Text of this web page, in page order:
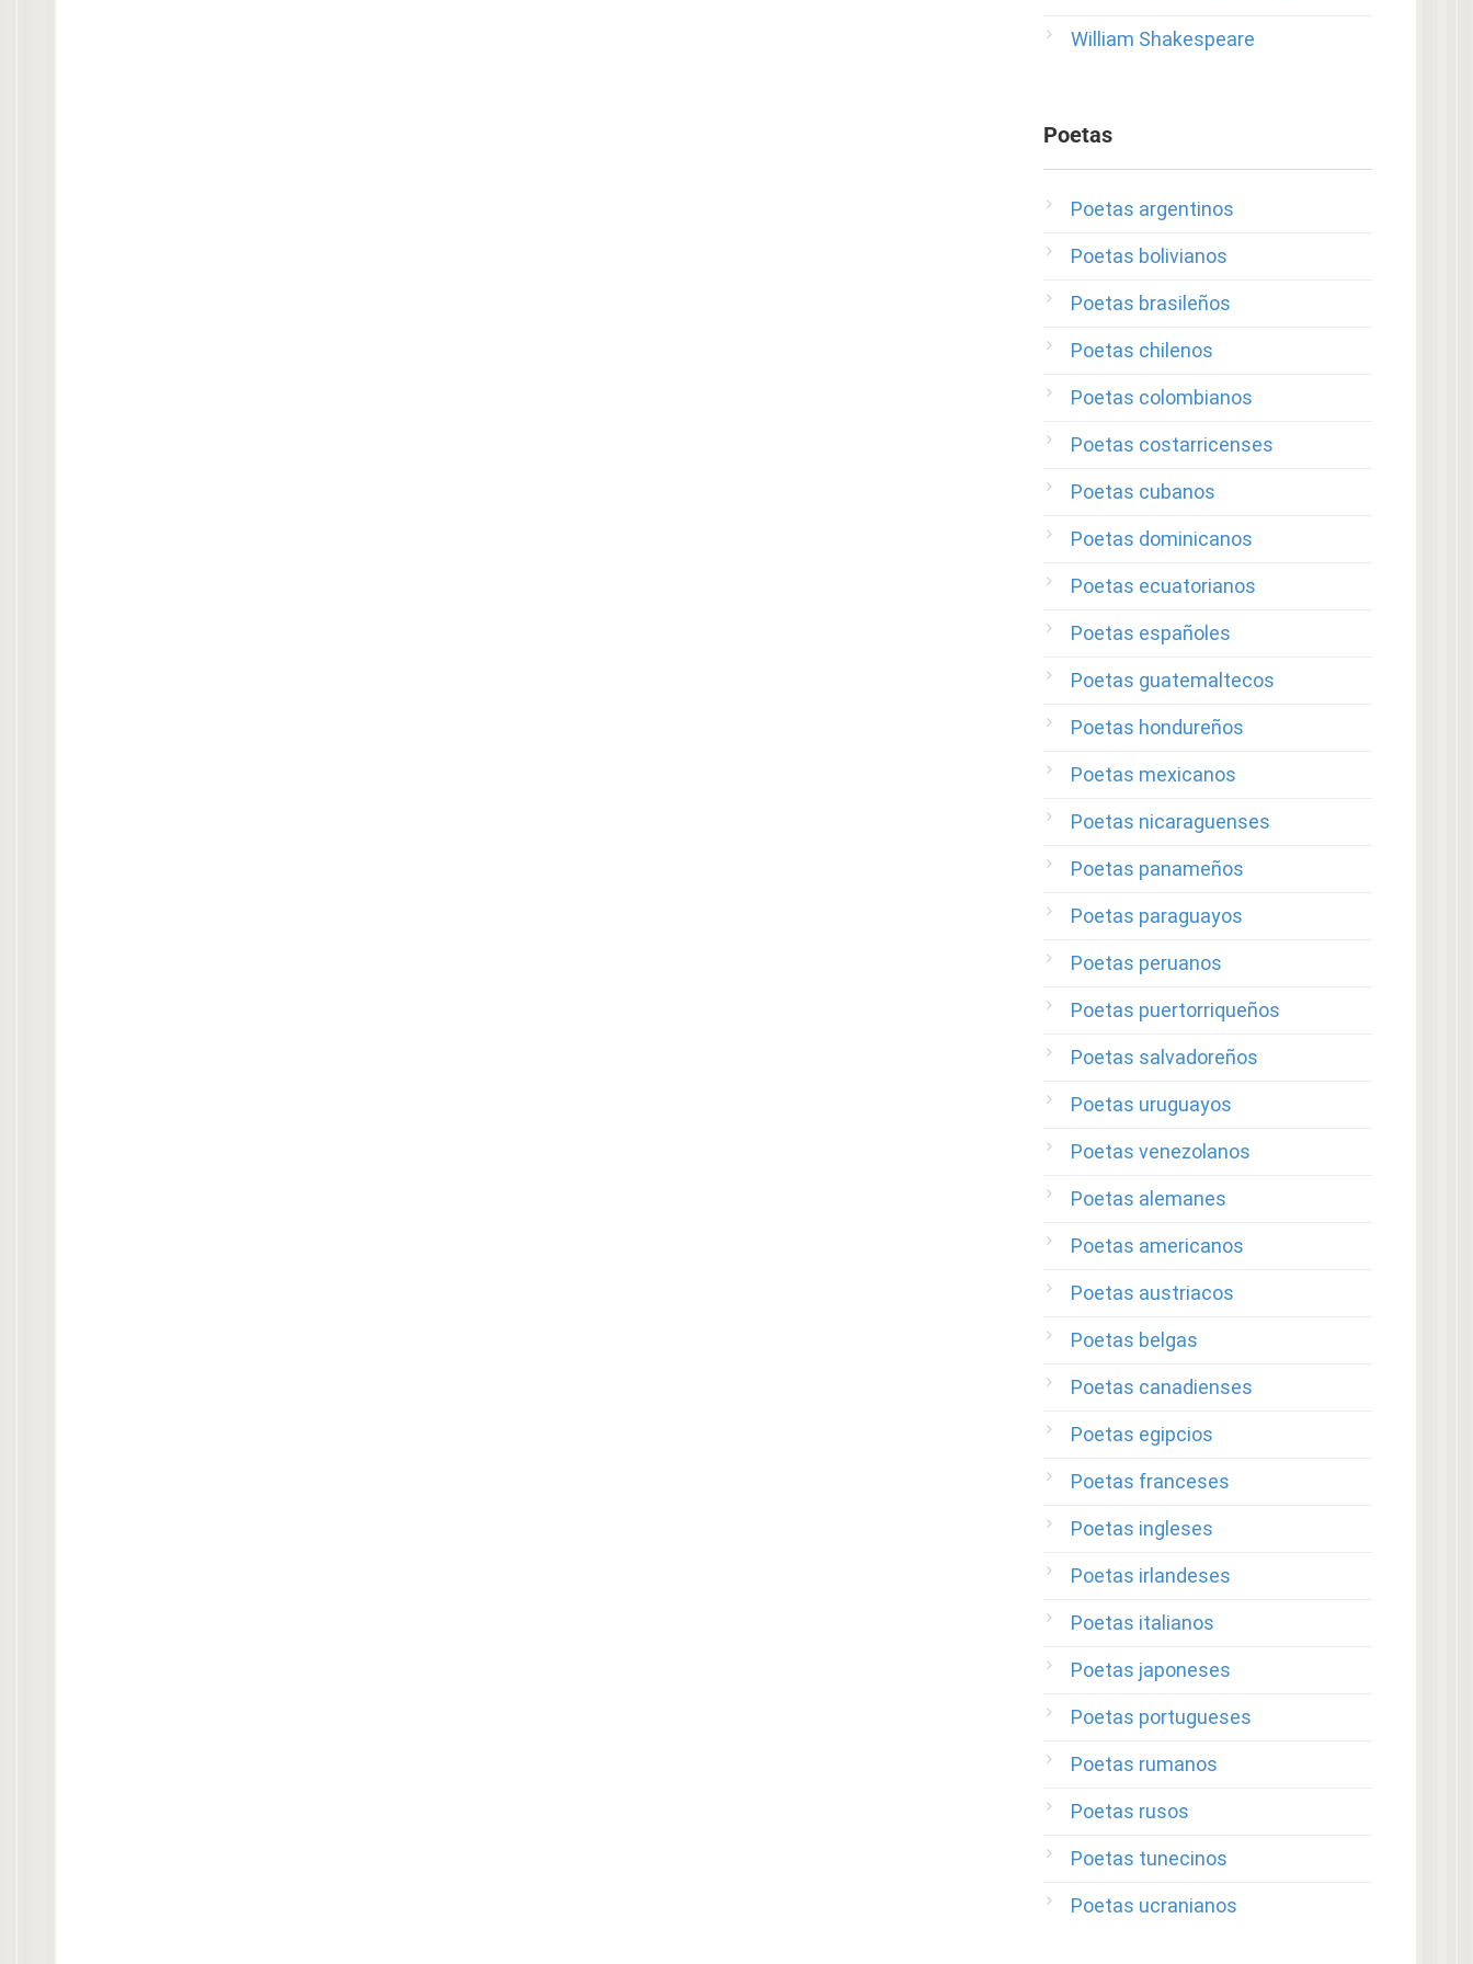
William Shakespeare
Poetas
Poetas argentinos
Poetas bolivianos
Poetas brasileños
Poetas chilenos
Poetas colombianos
Poetas costarricenses
Poetas cubanos
Poetas dominicanos
Poetas ecuatorianos
Poetas españoles
Poetas guatemaltecos
Poetas hondureños
Poetas mexicanos
Poetas nicaraguenses
Poetas panameños
Poetas paraguayos
Poetas peruanos
Poetas puertorriqueños
Poetas salvadoreños
Poetas uruguayos
Poetas venezolanos
Poetas alemanes
Poetas americanos
Poetas austriacos
Poetas belgas
Poetas canadienses
Poetas egipcios
Poetas franceses
Poetas ingleses
Poetas irlandeses
Poetas italianos
Poetas japoneses
Poetas portugueses
Poetas rumanos
Poetas rusos
Poetas tunecinos
Poetas ucranianos